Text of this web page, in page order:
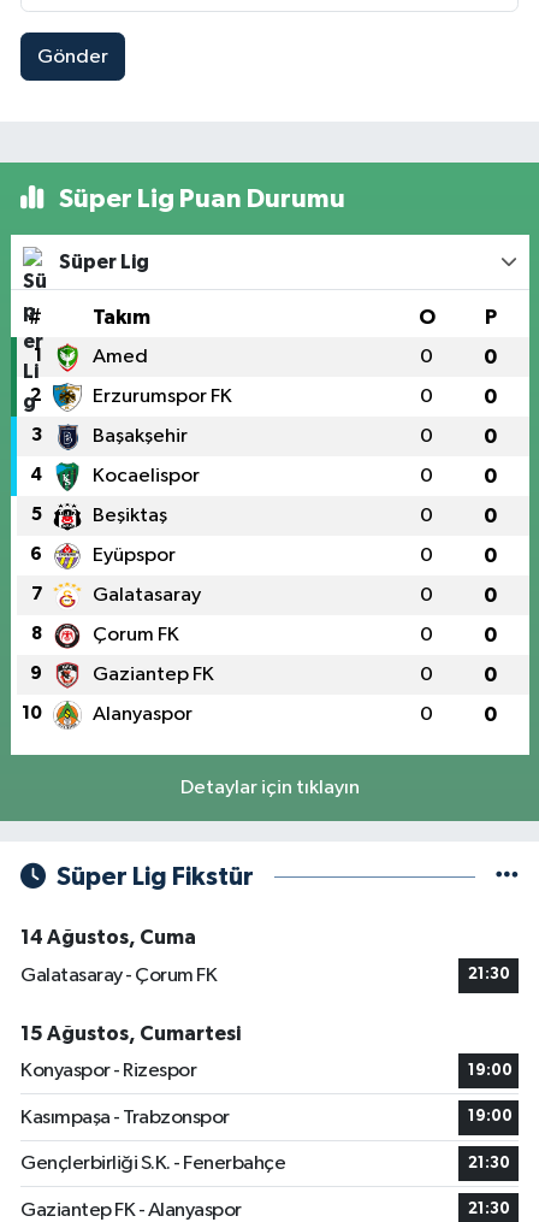
Gönder
Süper Lig Puan Durumu
Süper Lig
# Takım O P
1 Amed 0 0
2 Erzurumspor FK 0 0
3 Başakşehir 0 0
4 Kocaelispor 0 0
5 Beşiktaş 0 0
6 Eyüpspor 0 0
7 Galatasaray 0 0
8 Çorum FK 0 0
9 Gaziantep FK 0 0
10 Alanyaspor 0 0
Detaylar için tıklayın
Süper Lig Fikstür
14 Ağustos, Cuma
Galatasaray - Çorum FK
21:30
15 Ağustos, Cumartesi
Konyaspor - Rizespor
19:00
Kasımpaşa - Trabzonspor 19:00
Gençlerbirliği S.K. - Fenerbahçe 21:30
Gaziantep FK - Alanyaspor 21:30